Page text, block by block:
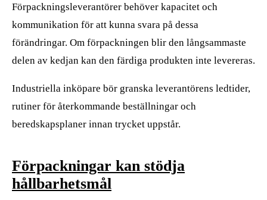
Förpackningsleverantörer behöver kapacitet och
kommunikation för att kunna svara på dessa
förändringar. Om förpackningen blir den långsammaste
delen av kedjan kan den färdiga produkten inte levereras.
Industriella inköpare bör granska leverantörens ledtider,
rutiner för återkommande beställningar och
beredskapsplaner innan trycket uppstår.
Förpackningar kan stödja
hållbarhetsmål